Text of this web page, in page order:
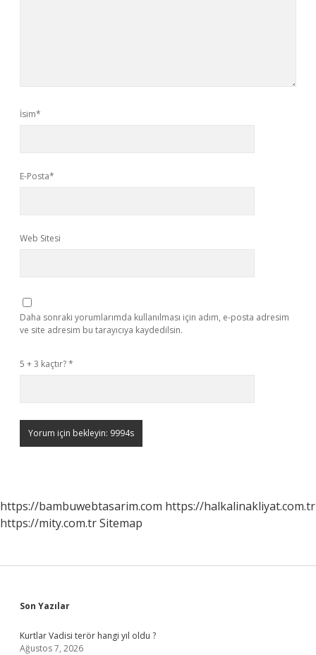
İsim*
E-Posta*
Web Sitesi
Daha sonraki yorumlarımda kullanılması için adım, e-posta adresim
ve site adresim bu tarayıcıya kaydedilsin.
5 + 3 kaçtır?*
https://bambuwebtasarim.com https://halkalinakliyat.com.tr
https://mity.com.trSitemap
Sidebar
Son Yazılar
Kurtlar Vadisi terör hangi yıl oldu ?
Ağustos 7, 2026